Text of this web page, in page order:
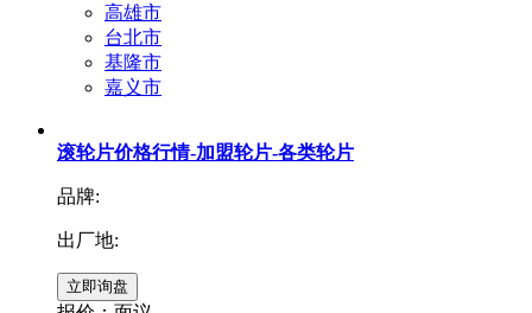
高雄市
台北市
基隆市
嘉义市
滚轮片价格行情-加盟轮片-各类轮片
品牌:
出厂地: